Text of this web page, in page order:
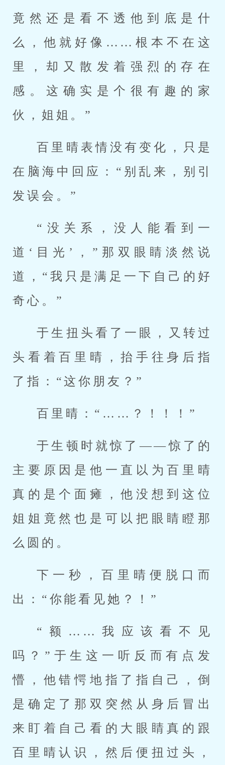
竟然还是看不透他到底是什
么，他就好像……根本不在这
里，却又散发着强烈的存在
感。这确实是个很有趣的家
伙，姐姐。”
百里晴表情没有变化，只是
在脑海中回应：“别乱来，别引
发误会。”
“没关系，没人能看到一
道‘目光’，”那双眼睛淡然说
道，“我只是满足一下自己的好
奇心。”
于生扭头看了一眼，又转过
头看着百里晴，抬手往身后指
了指：“这你朋友？”
百里晴：“……？！！！”
于生顿时就惊了——惊了的
主要原因是他一直以为百里晴
真的是个面瘫，他没想到这位
姐姐竟然也是可以把眼睛瞪那
么圆的。
下一秒，百里晴便脱口而
出：“你能看见她？！”
“额……我应该看不见
吗？”于生这一听反而有点发
懵，他错愕地指了指自己，倒
是确定了那双突然从身后冒出
来盯着自己看的大眼睛真的跟
百里晴认识，然后便扭过头，